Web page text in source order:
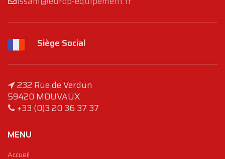
Siège Social
232 Rue de Verdun
59420 MOUVAUX
+33 (0)3 20 36 37 37
MENU
Accueil